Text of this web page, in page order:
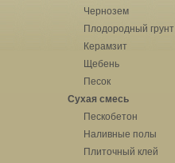
Чернозем
Плодородный грунт
Керамзит
Щебень
Песок
Сухая смесь
Пескобетон
Наливные полы
Плиточный клей